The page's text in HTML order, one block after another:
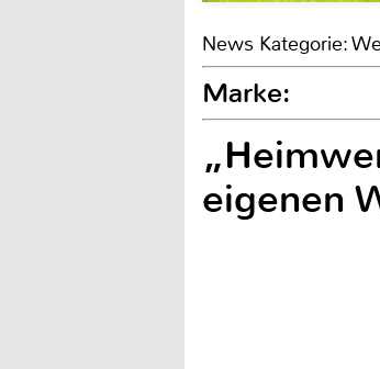
News Kategorie:
Marke:
eigenen